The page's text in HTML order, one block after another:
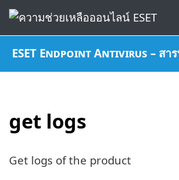
ESET Endpoint Antivirus – สา
get logs
Get logs of the product